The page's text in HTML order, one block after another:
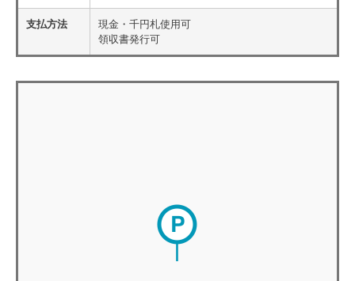
支払方法
現金・千円札使用可
領収書発行可